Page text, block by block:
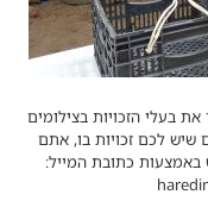
בעלי הזכויות בצילומים
שיש לכם זכויות בו, אתם
באמצעות כתובת המייל: